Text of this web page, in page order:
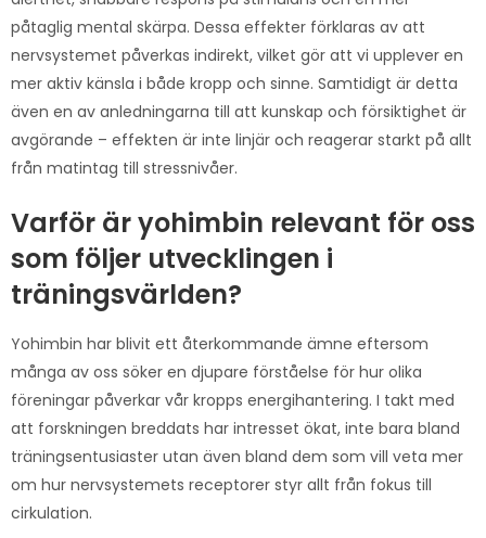
påtaglig mental skärpa. Dessa effekter förklaras av att
nervsystemet påverkas indirekt, vilket gör att vi upplever en
mer aktiv känsla i både kropp och sinne. Samtidigt är detta
även en av anledningarna till att kunskap och försiktighet är
avgörande – effekten är inte linjär och reagerar starkt på allt
från matintag till stressnivåer.
Varför är yohimbin relevant för oss
som följer utvecklingen i
träningsvärlden?
Yohimbin har blivit ett återkommande ämne eftersom
många av oss söker en djupare förståelse för hur olika
föreningar påverkar vår kropps energihantering. I takt med
att forskningen breddats har intresset ökat, inte bara bland
träningsentusiaster utan även bland dem som vill veta mer
om hur nervsystemets receptorer styr allt från fokus till
cirkulation.